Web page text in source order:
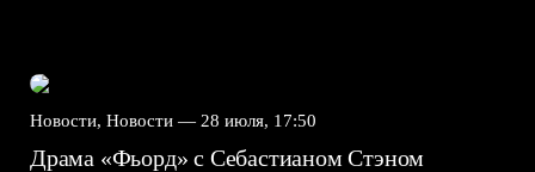
Новости, Новости — 28 июля, 17:50
Драма «Фьорд» с Себастианом Стэном